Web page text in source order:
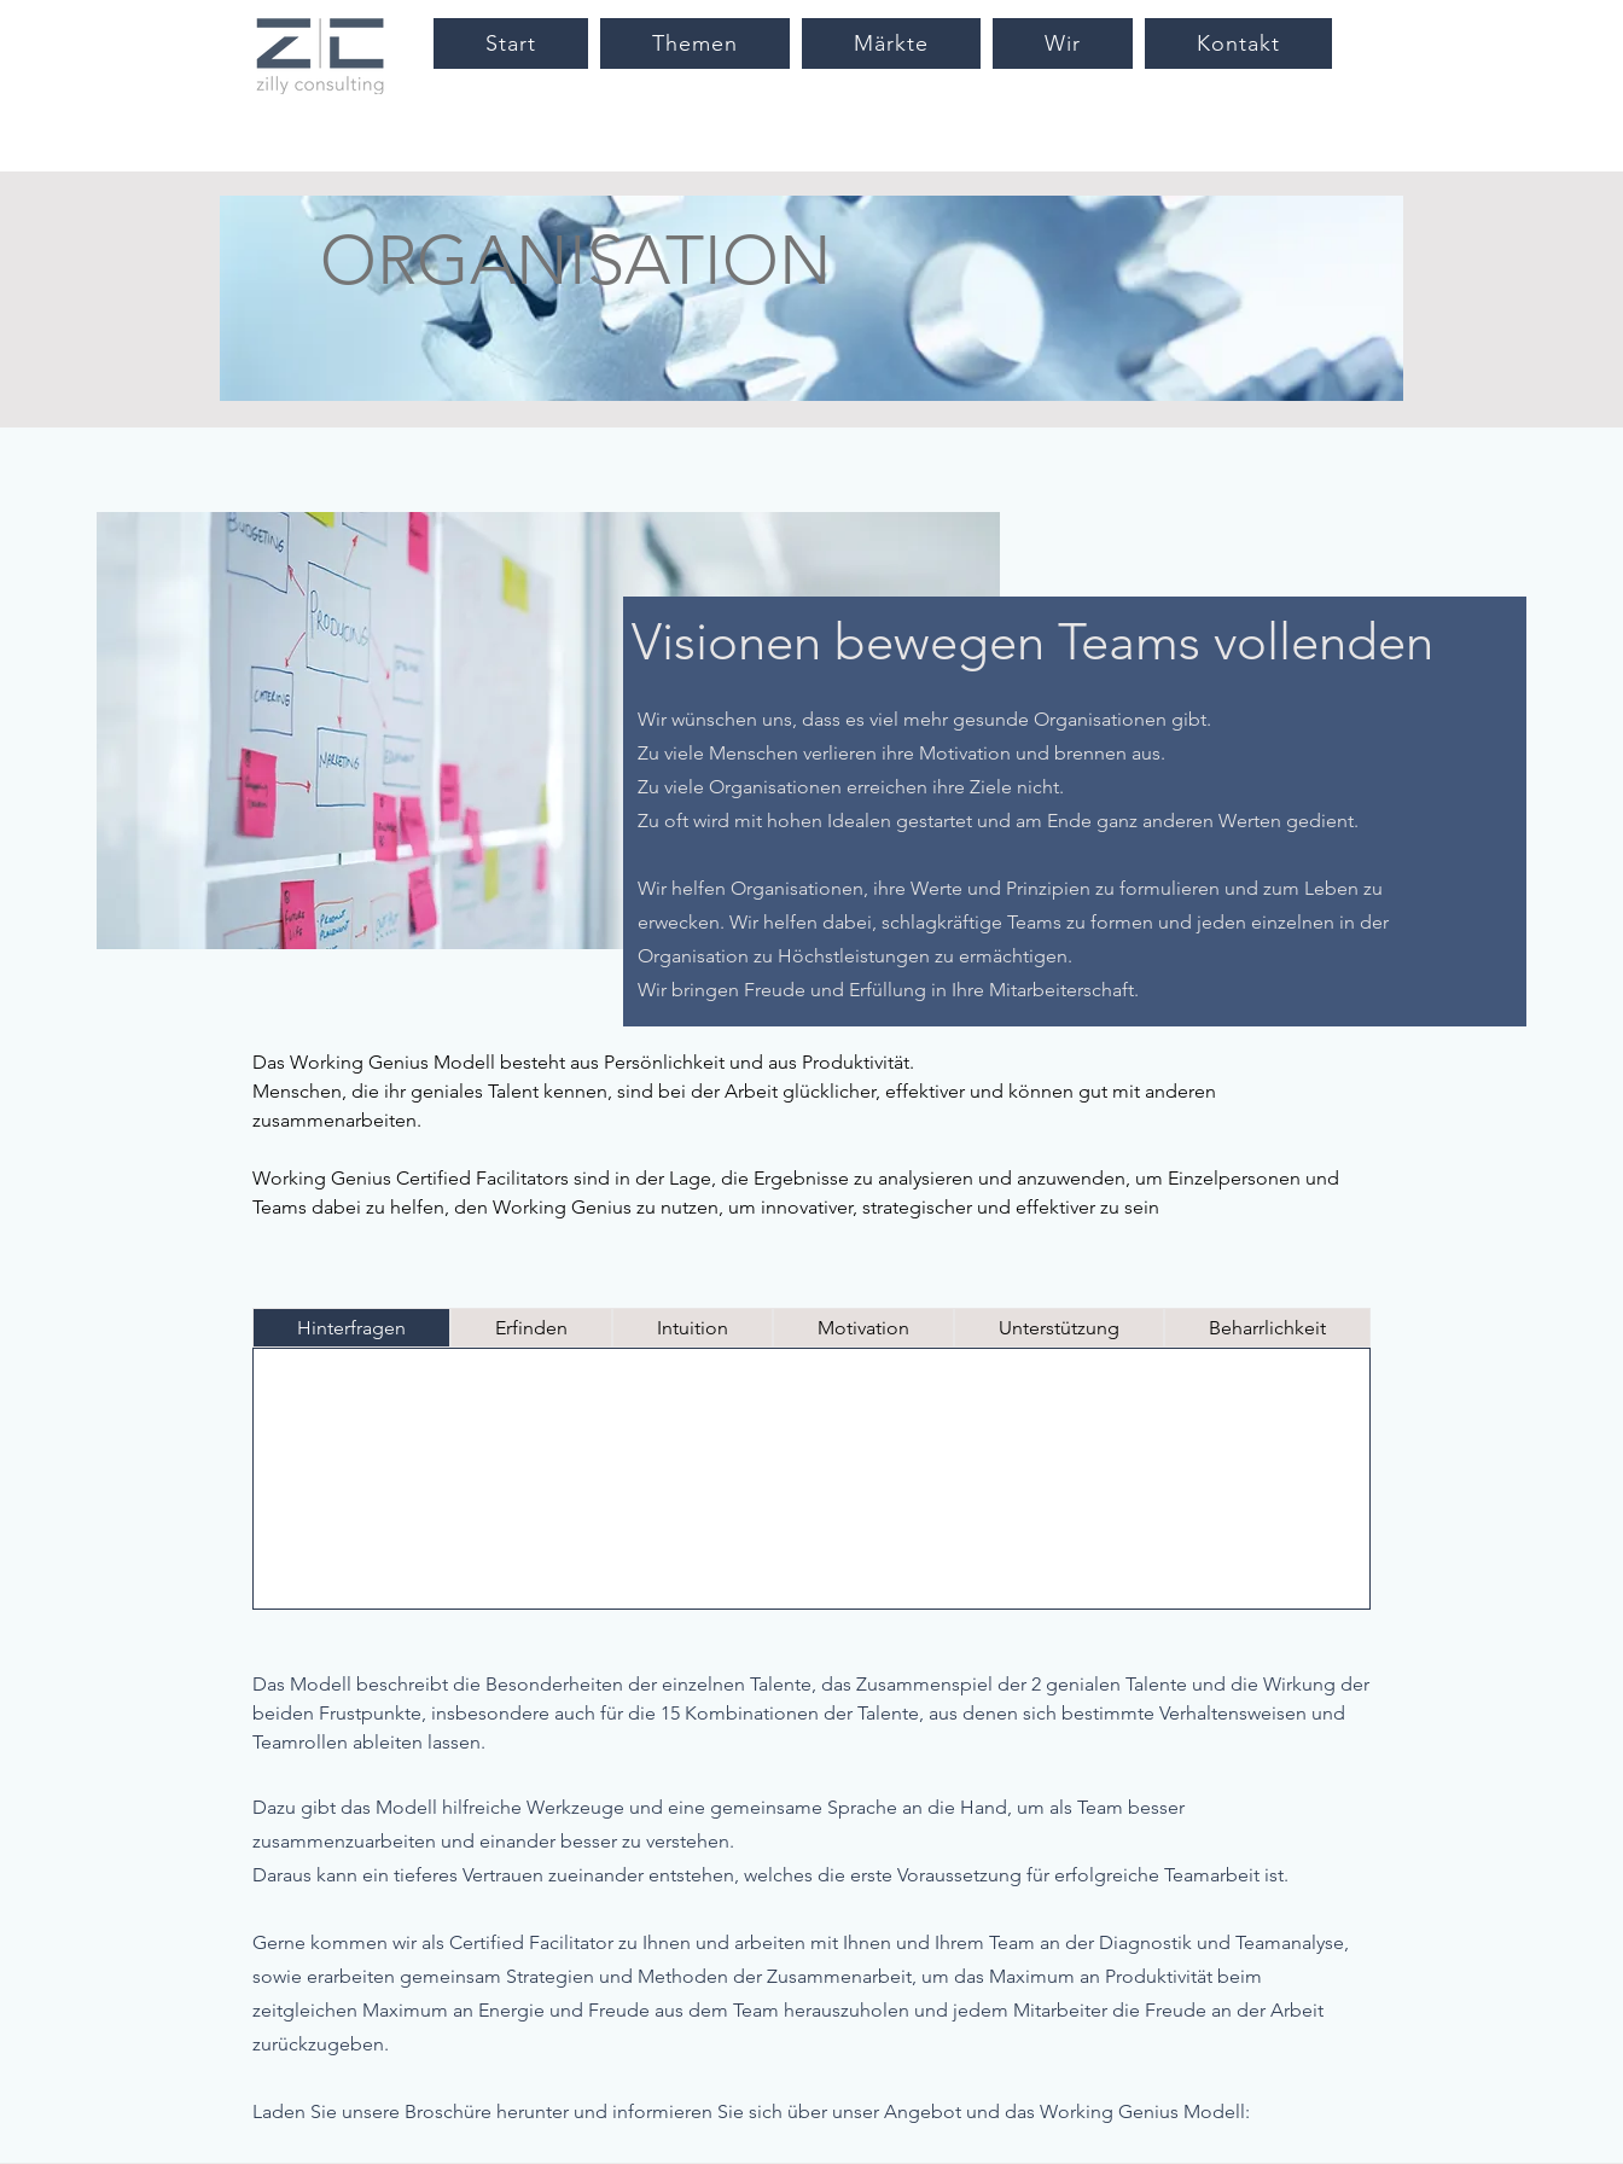
Start Themen Märkte Wir Kontakt
ORGANISATION
Visionen bewegen Teams vollenden
Wir wünschen uns, dass es viel mehr gesunde Organisationen gibt.
Zu viele Menschen verlieren ihre Motivation und brennen aus.
Zu viele Organisationen erreichen ihre Ziele nicht.
Zu oft wird mit hohen Idealen gestartet und am Ende ganz anderen Werten gedient.
Wir helfen Organisationen, ihre Werte und Prinzipien zu formulieren und zum Leben zu
erwecken. Wir helfen dabei, schlagkräftige Teams zu formen und jeden einzelnen in der
Organisation zu Höchstleistungen zu ermächtigen.
Wir bringen Freude und Erfüllung in Ihre Mitarbeiterschaft.
Das Working Genius Modell besteht aus Persönlichkeit und aus Produktivität.
Menschen, die ihr geniales Talent kennen, sind bei der Arbeit glücklicher, effektiver und können gut mit anderen
zusammenarbeiten.
Working Genius Certified Facilitators sind in der Lage, die Ergebnisse zu analysieren und anzuwenden, um Einzelpersonen und
Teams dabei zu helfen, den Working Genius zu nutzen, um innovativer, strategischer und effektiver zu sein
Hinterfragen Erfinden Intuition Motivation Unterstützung Beharrlichkeit
Das Modell beschreibt die Besonderheiten der einzelnen Talente, das Zusammenspiel der 2 genialen Talente und die Wirkung der
beiden Frustpunkte, insbesondere auch für die 15 Kombinationen der Talente, aus denen sich bestimmte Verhaltensweisen und
Teamrollen ableiten lassen.
Dazu gibt das Modell hilfreiche Werkzeuge und eine gemeinsame Sprache an die Hand, um als Team besser
zusammenzuarbeiten und einander besser zu verstehen.
Daraus kann ein tieferes Vertrauen zueinander entstehen, welches die erste Voraussetzung für erfolgreiche Teamarbeit ist.
Gerne kommen wir als Certified Facilitator zu Ihnen und arbeiten mit Ihnen und Ihrem Team an der Diagnostik und Teamanalyse,
sowie erarbeiten gemeinsam Strategien und Methoden der Zusammenarbeit, um das Maximum an Produktivität beim
zeitgleichen Maximum an Energie und Freude aus dem Team herauszuholen und jedem Mitarbeiter die Freude an der Arbeit
zurückzugeben.
Laden Sie unsere Broschüre herunter und informieren Sie sich über unser Angebot und das Working Genius Modell: